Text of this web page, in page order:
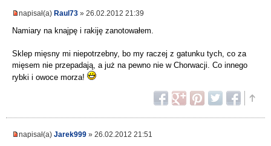
napisał(a) Raul73 » 26.02.2012 21:39
Namiary na knajpę i rakiję zanotowałem.
Sklep mięsny mi niepotrzebny, bo my raczej z gatunku tych, co za
mięsem nie przepadają, a już na pewno nie w Chorwacji. Co innego
rybki i owoce morza!
napisał(a) Jarek999 » 26.02.2012 21:51